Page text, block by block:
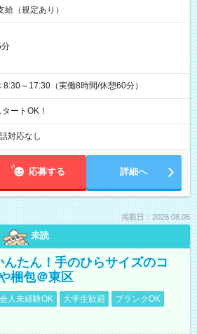
給（規定あり）
8:30～17:30（実働8時間/休憩60分）
ートOK！
対応なし
応募する 詳細へ
掲載日：2026.08.05
未読
たん！手のひらサイズのコ
梱包＠東区
人未経験OK 大学生歓迎
ブランクOK